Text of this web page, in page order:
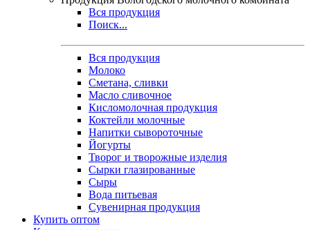
Вся продукция
Поиск...
Вся продукция
Молоко
Сметана, сливки
Масло сливочное
Кисломолочная продукция
Коктейли молочные
Напитки сывороточные
Йогурты
Творог и творожные изделия
Сырки глазированные
Сыры
Вода питьевая
Сувенирная продукция
Купить оптом